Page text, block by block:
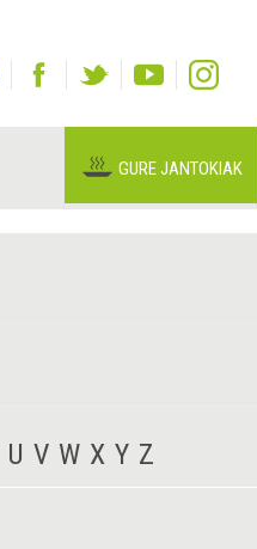
GURE JANTOKIAK
U V W X Y Z